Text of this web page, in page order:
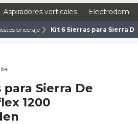
Aspiradores verticales
bricolaje Kit 6 Sierras para Sierra
para Sierra De
1200